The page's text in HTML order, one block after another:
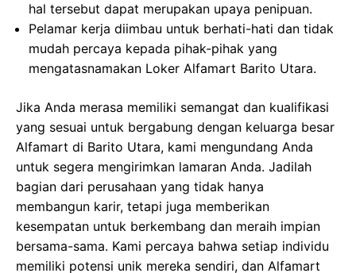
hal tersebut dapat merupakan upaya penipuan.
Pelamar kerja diimbau untuk berhati-hati dan tidak
mudah percaya kepada pihak-pihak yang
mengatasnamakan Loker Alfamart Barito Utara.
Jika Anda merasa memiliki semangat dan kualifikasi
yang sesuai untuk bergabung dengan keluarga besar
Alfamart di Barito Utara, kami mengundang Anda
untuk segera mengirimkan lamaran Anda. Jadilah
bagian dari perusahaan yang tidak hanya
membangun karir, tetapi juga memberikan
kesempatan untuk berkembang dan meraih impian
bersama-sama. Kami percaya bahwa setiap individu
memiliki potensi unik mereka sendiri, dan Alfamart